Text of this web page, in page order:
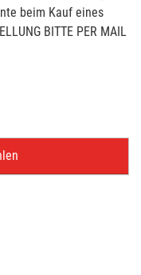
beim Kauf eines
BITTE PER MAIL